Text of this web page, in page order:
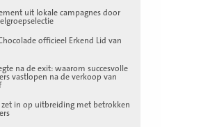
uit lokale campagnes door
officieel Erkend Lid van
na de exit: waarom succesvolle
vastlopen na de verkoop van
zet in op uitbreiding met betrokken